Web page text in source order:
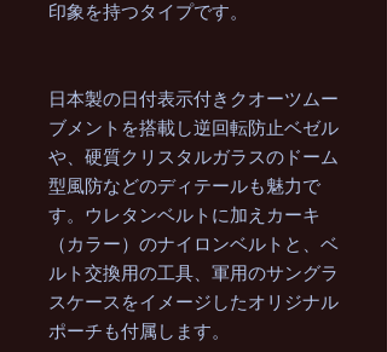
印象を持つタイプです。
日本製の日付表示付きクオーツムー
ブメントを搭載し逆回転防止ベゼル
や、硬質クリスタルガラスのドーム
型風防などのディテールも魅力で
す。ウレタンベルトに加えカーキ
（カラー）のナイロンベルトと、ベ
ルト交換用の工具、軍用のサングラ
スケースをイメージしたオリジナル
ポーチも付属します。